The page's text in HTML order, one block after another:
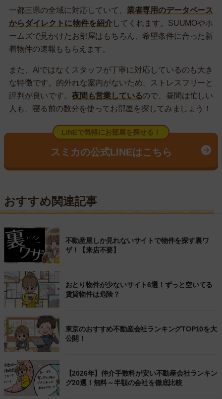
一都三県の全域に対応していて、 業者専用のデータベース
からダイレクトに物件を紹介してくれます。SUUMOやホ
ームズで見かけたお部屋はもちろん、希望条件に合った新
着物件の速報ももらえます。
また、AIではなくスタッフが丁寧に対応しているのも大き
な特徴です。的外れな案内がないため、ストレスフリーと
評判が良いです。 夜間も営業しているので、昼間は忙しい
人も、寝る前の数分を使ってお部屋を探してみましょう！
LINEで気軽にお部屋を探せる！
スミカの公式LINEはこちら
おすすめ関連記事
不動産屋しか見れないサイトで物件を探す裏ワ
ザ！【来店不要】
おとり物件が少ないサイト6選！ずっと空いてる
賃貸物件は危険？
東京のおすすめ不動産会社ランキングTOP10を大
公開！
【2026年】仲介手数料が安い不動産会社ランキン
グ20選！無料～半額の会社を徹底比較